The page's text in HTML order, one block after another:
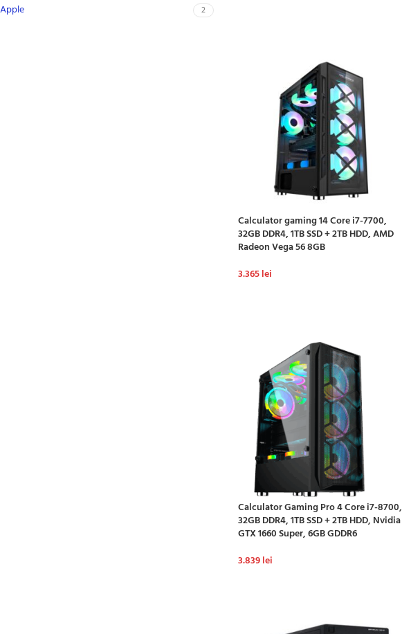
Apple 2
Calculator gaming 14 Core i7-7700,
32GB DDR4, 1TB SSD + 2TB HDD, AMD
Radeon Vega 56 8GB
3.365lei
Calculator Gaming Pro 4 Core i7-8700,
32GB DDR4, 1TB SSD + 2TB HDD, Nvidia
GTX 1660 Super, 6GB GDDR6
3.839lei